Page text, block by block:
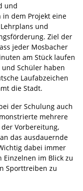
und
dem Projekt eine
und
Ziel der
jeder Mosbacher
am Stück laufen
Schüler haben
Laufabzeichen
die Stadt.
der Schulung auch
mehrere
Vorbereitung,
das ausdauernde
dabei immer
im Blick zu
Sporttreiben zu